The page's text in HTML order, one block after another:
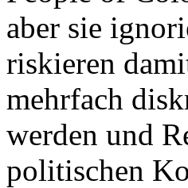
aber sie
riskieren
mehrfach
werden und
politischen